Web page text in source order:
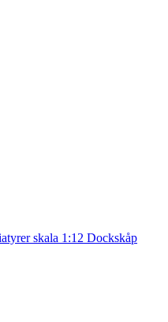
skala 1:12 Dockskåp